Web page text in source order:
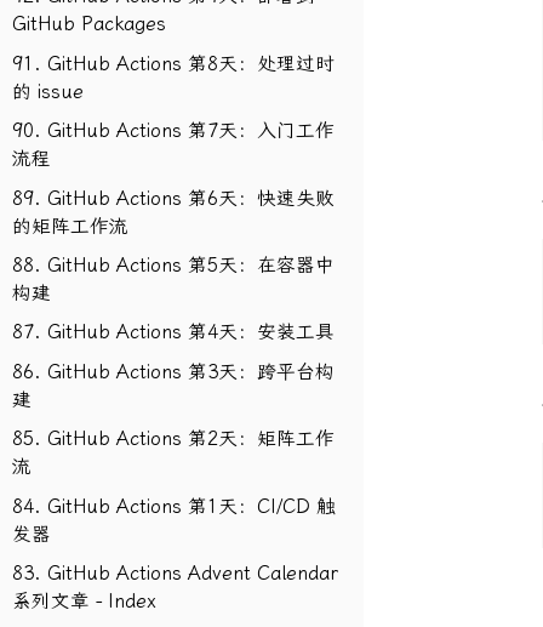
GitHub Packages
91. GitHub Actions 第8天：处理过时
的 issue
90. GitHub Actions 第7天：入门工作
流程
89. GitHub Actions 第6天：快速失败
的矩阵工作流
88. GitHub Actions 第5天：在容器中
构建
87. GitHub Actions 第4天：安装工具
86. GitHub Actions 第3天：跨平台构
建
85. GitHub Actions 第2天：矩阵工作
流
84. GitHub Actions 第1天：CI/CD 触
发器
83. GitHub Actions Advent Calendar
系列文章 - Index